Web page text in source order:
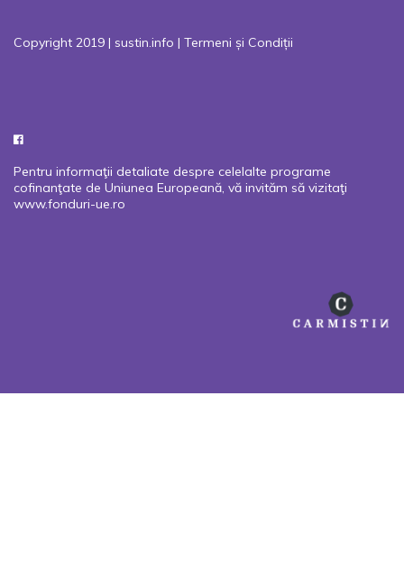
Copyright 2019 | sustin.info | Termeni și Condiții
Pentru informaţii detaliate despre celelalte programe
cofinanţate de Uniunea Europeană, vă invităm să vizitaţi
www.fonduri-ue.ro